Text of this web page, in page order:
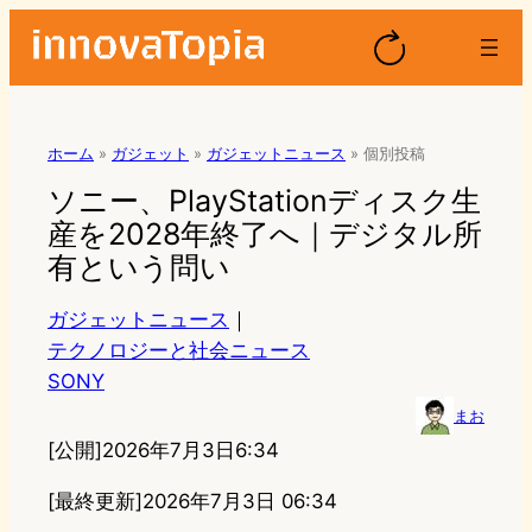
ホーム » ガジェット » ガジェットニュース » 個別投稿
ソニー、PlayStationディスク生
産を2028年終了へ｜デジタル所
有という問い
ガジェットニュース ｜
テクノロジーと社会ニュース
SONY
まお
[公開]2026年7月3日6:34
[最終更新]2026年7月3日 06:34